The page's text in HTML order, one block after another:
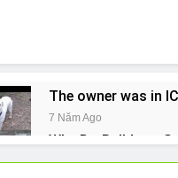
The owner was in
7 Năm Ago
Why Do Bulldogs
7 Năm Ago